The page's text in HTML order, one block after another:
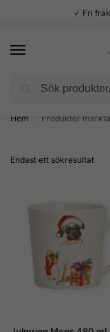
✓ Fri
Välsmakande
Hem Produkter märkta
Endast ett sökresultat